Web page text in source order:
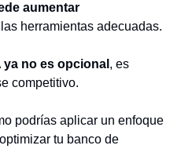
aumentar
herramientas adecuadas.
ya no es opcional , es
competitivo.
podrías aplicar un enfoque
tu banco de